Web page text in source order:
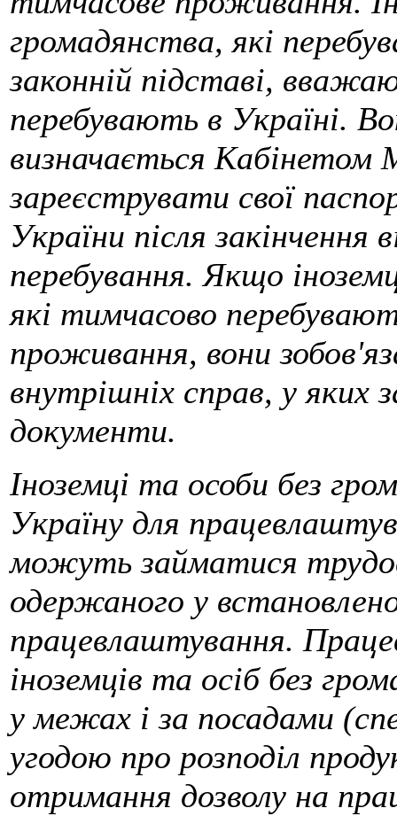
громадянства, які
законній підставі,
перебувають в Україні.
визначається Кабінетом
зареєструвати свої
України після закінчення
перебування. Якщо
які тимчасово
проживання, вони
внутрішніх справ, у яких
документи.
Іноземці та особи без
Україну для
можуть займатися
одержаного у
працевлаштування.
іноземців та осіб без
у межах і за посадами
угодою про розподіл
отримання дозволу на